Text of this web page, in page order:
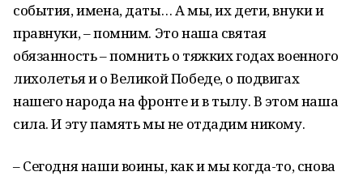
события, имена, даты… А мы, их дети, внуки и
правнуки, – помним. Это наша святая
обязанность – помнить о тяжких годах военного
лихолетья и о Великой Победе, о подвигах
нашего народа на фронте и в тылу. В этом наша
сила. И эту память мы не отдадим никому.
– Сегодня наши воины, как и мы когда-то, снова